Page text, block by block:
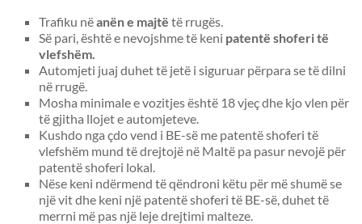
Trafiku nëanën e majtë të rrugës.
Së pari, është e nevojshme të keni patentë shoferi të
vlefshëm.
Automjeti juaj duhet të jetë i siguruar përpara se të dilni
në rrugë.
Mosha minimale e vozitjes është 18 vjeç dhe kjo vlen për
të gjitha llojet e automjeteve.
Kushdo nga çdo vend i BE-së me patentë shoferi të
vlefshëm mund të drejtojë në Maltë pa pasur nevojë për
patentë shoferi lokal.
Nëse keni ndërmend të qëndroni këtu për më shumë se
një vit dhe keni një patentë shoferi të BE-së, duhet të
merrni më pas një leje drejtimi malteze.